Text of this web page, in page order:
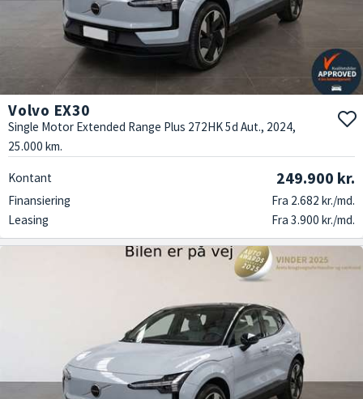
Volvo EX30
Single Motor Extended Range Plus 272HK 5d Aut., 2024,
25.000 km.
Kontant 249.900 kr.
Finansiering
Fra 2.682 kr./md.
Leasing
Fra 3.900 kr./md.